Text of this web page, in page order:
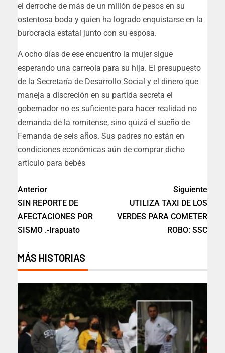
el derroche de más de un millón de pesos en su
ostentosa boda y quien ha logrado enquistarse en la
burocracia estatal junto con su esposa.
A ocho días de ese encuentro la mujer sigue
esperando una carreola para su hija. El presupuesto
de la Secretaría de Desarrollo Social y el dinero que
maneja a discreción en su partida secreta el
gobernador no es suficiente para hacer realidad no
demanda de la romitense, sino quizá el sueño de
Fernanda de seis años. Sus padres no están en
condiciones económicas aún de comprar dicho
artículo para bebés
Anterior
SIN REPORTE DE
AFECTACIONES POR
SISMO .-Irapuato
Siguiente
UTILIZA TAXI DE LOS
VERDES PARA COMETER
ROBO: SSC
MÁS HISTORIAS